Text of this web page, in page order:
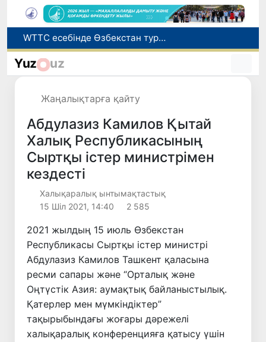
WTTC есебінде Өзбекстан туризмнің өсу қарқыны бойынша Орталық Азияда бірінші орынға шықты
Мүмкіндігі шектеулі талапкерлерге қабылдау емтихандарында қосымша уақыт беріледі
Yuz uz
Жаңалықтарға қайту
Абдулазиз Камилов Қытай
Халық Республикасының
Сыртқы істер министрімен
кездесті
Халықаралық ынтымақтастық
15 Шіл 2021, 14:40
2 585
2021 жылдың 15 июль Өзбекстан
Республикасы Сыртқы істер министрі
Абдулазиз Камилов Ташкент қаласына
ресми сапары және “Орталық және
Оңтүстік Азия: аумақтық байланыстылық.
Қатерлер мен мүмкіндіктер”
тақырыбындағы жоғары дәрежелі
халықаралық конференцияға қатысу үшін